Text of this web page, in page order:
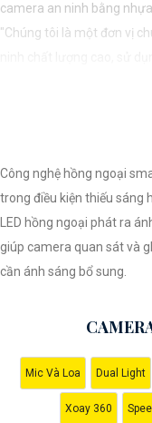
camera an ninh bằng
"Chúng tôi là một đơn vị
khách hàng sự an tâm và
thống camera nhựa của
hiệu quả. Đến với chúng
chọn giải pháp an ninh tốt
nghiệp của mình. Hãy để
quan trọng."
Công nghệ hồng ngoại
trong điều kiện thiếu sáng
LED hồng ngoại phát ra
giúp camera quan sát và
cần ánh sáng bổ sung.
Mic Và Loa Dual Light
Xoay 360